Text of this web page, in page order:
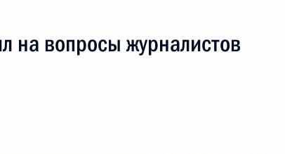
на вопросы журналистов